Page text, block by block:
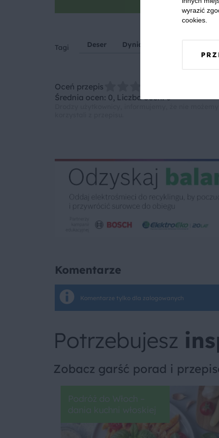
Tagi Deser Dynia
Oceń przepis
Średnia ocen: 0, Liczba ocen: 0
Komentarze
Komentarze tylko dla zalogowanych
Potrzebujesz
Zobacz garść porad i
Podróż do Włoch –
dania kuchni włoskiej
wyrazić
cookies.